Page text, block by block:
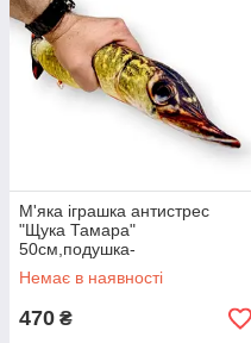
М'яка іграшка антистрес
"Щука Тамара"
50см,подушка-
антистрес,іграшка риба
Немає в наявності
470 ₴